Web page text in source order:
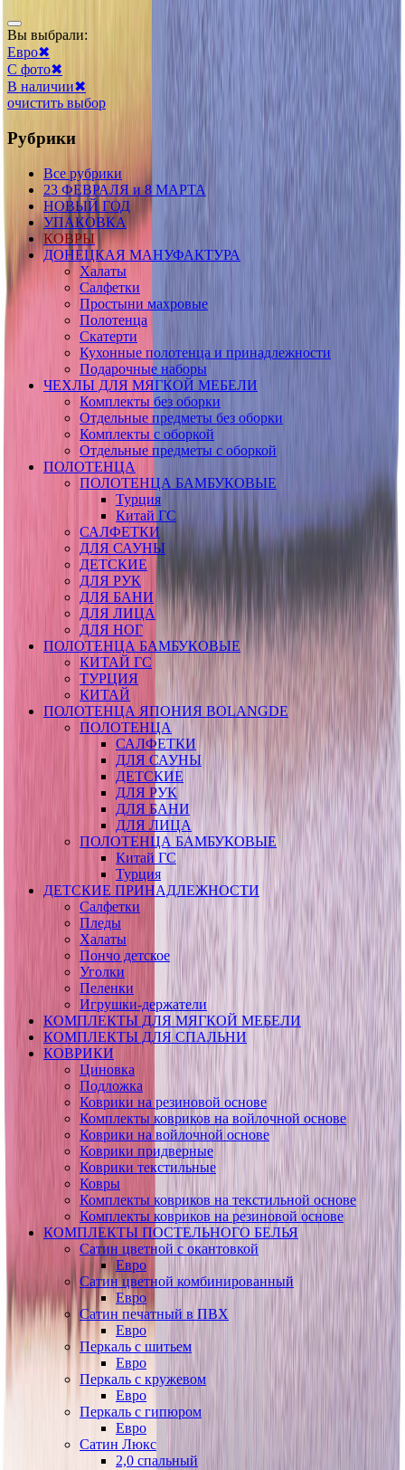
Вы выбрали:
Евро✖
С фото✖
В наличии✖
очистить выбор
Рубрики
Все рубрики
23 ФЕВРАЛЯ и 8 МАРТА
НОВЫЙ ГОД
УПАКОВКА
КОВРЫ
ДОНЕЦКАЯ МАНУФАКТУРА
Халаты
Салфетки
Простыни махровые
Полотенца
Скатерти
Кухонные полотенца и принадлежности
Подарочные наборы
ЧЕХЛЫ ДЛЯ МЯГКОЙ МЕБЕЛИ
Комплекты без оборки
Отдельные предметы без оборки
Комплекты с оборкой
Отдельные предметы с оборкой
ПОЛОТЕНЦА
ПОЛОТЕНЦА БАМБУКОВЫЕ
Турция
Китай ГС
САЛФЕТКИ
ДЛЯ САУНЫ
ДЕТСКИЕ
ДЛЯ РУК
ДЛЯ БАНИ
ДЛЯ ЛИЦА
ДЛЯ НОГ
ПОЛОТЕНЦА БАМБУКОВЫЕ
КИТАЙ ГС
ТУРЦИЯ
КИТАЙ
ПОЛОТЕНЦА ЯПОНИЯ BOLANGDE
ПОЛОТЕНЦА
САЛФЕТКИ
ДЛЯ САУНЫ
ДЕТСКИЕ
ДЛЯ РУК
ДЛЯ БАНИ
ДЛЯ ЛИЦА
ПОЛОТЕНЦА БАМБУКОВЫЕ
Китай ГС
Турция
ДЕТСКИЕ ПРИНАДЛЕЖНОСТИ
Салфетки
Пледы
Халаты
Пончо детское
Уголки
Пеленки
Игрушки-держатели
КОМПЛЕКТЫ ДЛЯ МЯГКОЙ МЕБЕЛИ
КОМПЛЕКТЫ ДЛЯ СПАЛЬНИ
КОВРИКИ
Циновка
Подложка
Коврики на резиновой основе
Комплекты ковриков на войлочной основе
Коврики на войлочной основе
Коврики придверные
Коврики текстильные
Ковры
Комплекты ковриков на текстильной основе
Комплекты ковриков на резиновой основе
КОМПЛЕКТЫ ПОСТЕЛЬНОГО БЕЛЬЯ
Сатин цветной с окантовкой
Евро
Сатин цветной комбинированный
Евро
Сатин печатный в ПВХ
Евро
Перкаль с шитьем
Евро
Перкаль с кружевом
Евро
Перкаль с гипюром
Евро
Сатин Люкс
2,0 спальный